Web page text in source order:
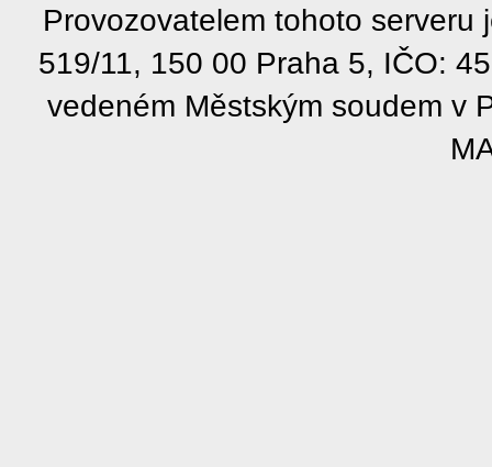
Provozovatelem tohoto
519/11, 150 00 Praha 5, IČO:
vedeném Městským soudem v